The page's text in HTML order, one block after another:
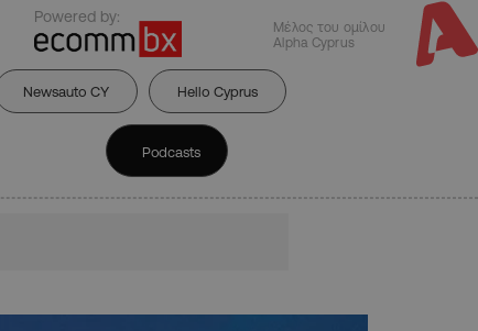
Powered by:
Μέλος του ομίλου
Alpha Cyprus
Newsauto CY Hello Cyprus
Podcasts